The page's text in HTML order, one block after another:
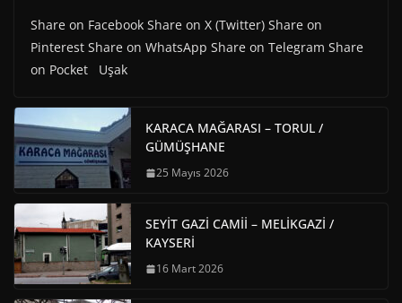
Share on Facebook Share on X (Twitter) Share on
Pinterest Share on WhatsApp Share on Telegram Share
on Pocket Uşak
KARACA MAĞARASI – TORUL /
GÜMÜŞHANE
25 Mayıs 2026
SEYİT GAZİ CAMİİ – MELİKGAZİ /
KAYSERİ
16 Mart 2026